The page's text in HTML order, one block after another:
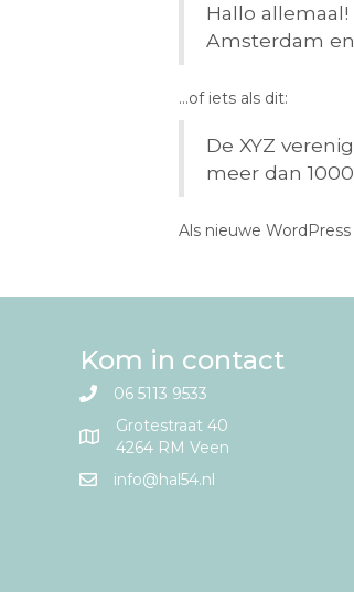
Hallo
Amsterdam
…of iets als dit:
De XYZ
meer dan
Als nieuwe
Kom in contact
06 5113 9533
Grotestraat 40
4264 RM Veen
info@hal54.nl